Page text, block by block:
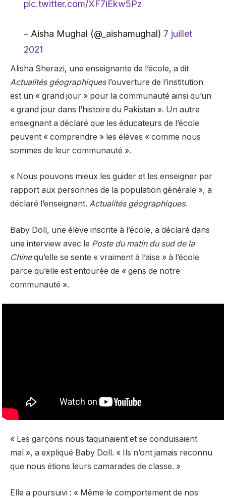
pic.twitter.com/XF7iEkw5Pz
– Aisha Mughal (@_aishamughal) 7 juillet
2021
Alisha Sherazi, une enseignante de l’école, a dit
Actualités géographiquesl’ouverture de l’institution
est un « grand jour » pour la communauté ainsi qu’un
« grand jour dans l’histoire du Pakistan ». Un autre
enseignant a déclaré que les éducateurs de l’école
peuvent « comprendre » les élèves « comme nous
sommes de leur communauté ».
« Nous pouvons mieux les guider et les enseigner par
rapport aux personnes de la population générale », a
déclaré l’enseignant. Actualités géographiques.
Baby Doll, une élève inscrite à l’école, a déclaré dans
une interview avec le Poste du matin du sud de la
Chinequ’elle se sente « vraiment à l’aise » à l’école
parce qu’elle est entourée de « gens de notre
communauté ».
« Les garçons nous taquinaient et se conduisaient
mal », a expliqué Baby Doll. « Ils n’ont jamais reconnu
que nous étions leurs camarades de classe. »
Elle a poursuivi : « Même le comportement de nos